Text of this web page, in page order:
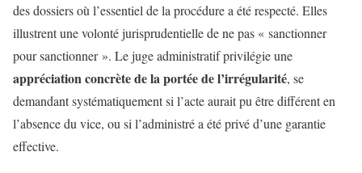
des dossiers où l’essentiel de la procédure a été respecté. Elles
illustrent une volonté jurisprudentielle de ne pas « sanctionner
pour sanctionner ». Le juge administratif privilégie une
appréciation concrète de la portée de l’irrégularité, se
demandant systématiquement si l’acte aurait pu être différent en
l’absence du vice, ou si l’administré a été privé d’une garantie
effective.